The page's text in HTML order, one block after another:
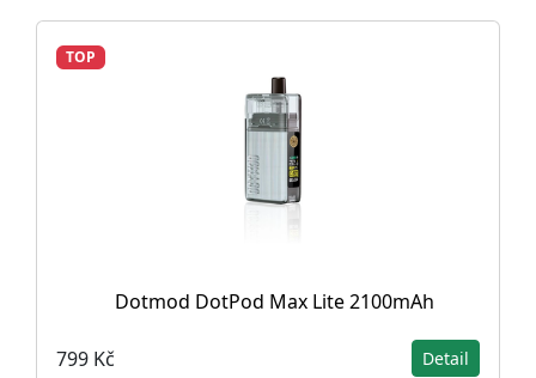
TOP
Dotmod DotPod Max Lite 2100mAh
799 Kč Detail